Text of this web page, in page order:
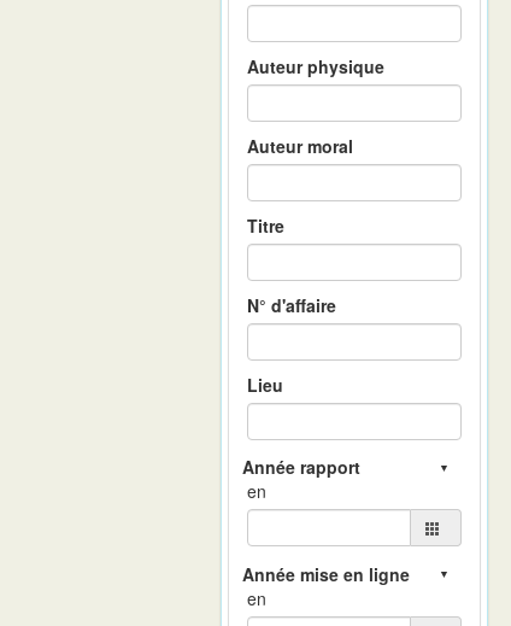
Auteur physique
Auteur moral
Titre
N° d'affaire
Lieu
en
en